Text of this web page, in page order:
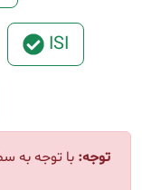
JCR
توجه به سطح کاربری